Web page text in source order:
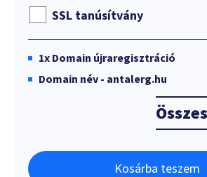
SSL tanúsítvány
1x Domain újraregisztráció
Domain név - antalerg.hu
Kosárba teszem